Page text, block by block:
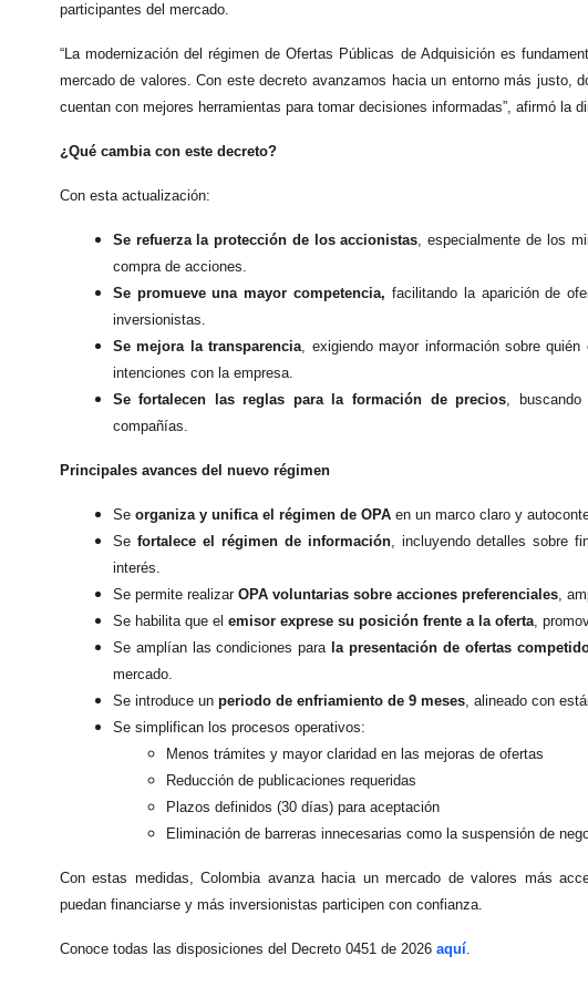
participantes del mercado.
“La modernización del régimen de Ofertas Públicas de Adquisición es
mercado de valores. Con este decreto avanzamos hacia un entorno más
cuentan con mejores herramientas para tomar decisiones informadas”, afirmó la
¿Qué cambia con este decreto?
Con esta actualización:
Se refuerza la protección de los accionistas, especialmente de los
compra de acciones.
Se promueve una mayor competencia, facilitando la aparición de
inversionistas.
Se mejora la transparencia, exigiendo mayor información sobre
intenciones con la empresa.
Se fortalecen las reglas para la formación de precios,
compañías.
Principales avances del nuevo régimen
Se organiza y unifica el régimen de OPAen un marco claro y
Se fortalece el régimen de información, incluyendo detalles sobre
interés.
Se permite realizar OPA voluntarias sobre acciones preferenciales,
Se habilita que el emisor exprese su posición frente a la oferta,
Se amplían las condiciones para la presentación de ofertas
mercado.
Se introduce un periodo de enfriamiento de 9 meses, alineado con
Se simplifican los procesos operativos:
Menos trámites y mayor claridad en las mejoras de ofertas
Reducción de publicaciones requeridas
Plazos definidos (30 días) para aceptación
Eliminación de barreras innecesarias como la suspensión de
Con estas medidas, Colombia avanza hacia un mercado de valores más
puedan financiarse y más inversionistas participen con confianza.
Conoce todas las disposiciones del Decreto 0451 de 2026 aquí.